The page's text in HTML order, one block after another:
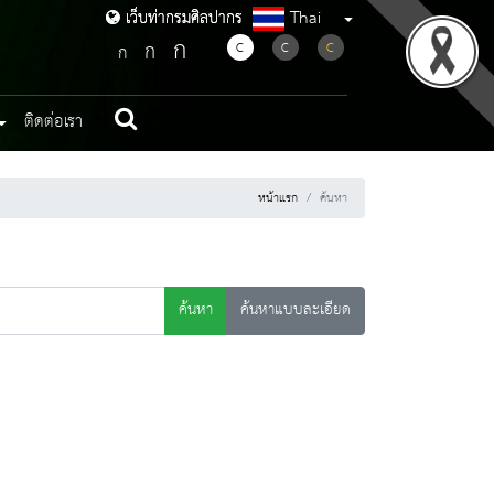
เว็บท่ากรมศิลปากร
เว็บท่ากรมศิลปากร Thai
ก ก ก C C C
ติดต่อเรา
หน้าแรก ค้นหา
ค้นหา
ค้นหาแบบละเอียด